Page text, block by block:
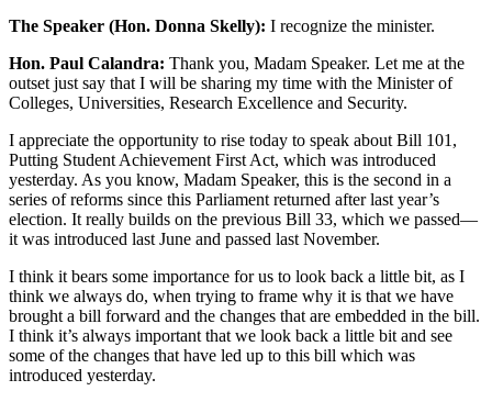
The Speaker (Hon. Donna Skelly): I recognize the minister.
Hon. Paul Calandra: Thank you, Madam Speaker. Let me at the
outset just say that I will be sharing my time with the Minister of
Colleges, Universities, Research Excellence and Security.
I appreciate the opportunity to rise today to speak about Bill 101,
Putting Student Achievement First Act, which was introduced
yesterday. As you know, Madam Speaker, this is the second in a
series of reforms since this Parliament returned after last year’s
election. It really builds on the previous Bill 33, which we passed—
it was introduced last June and passed last November.
I think it bears some importance for us to look back a little bit, as I
think we always do, when trying to frame why it is that we have
brought a bill forward and the changes that are embedded in the bill.
I think it’s always important that we look back a little bit and see
some of the changes that have led up to this bill which was
introduced yesterday.